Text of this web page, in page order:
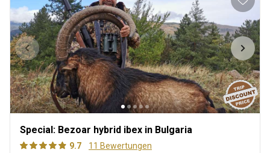
Special: Bezoar hybrid ibex in Bulgaria
9.7
11 Bewertungen